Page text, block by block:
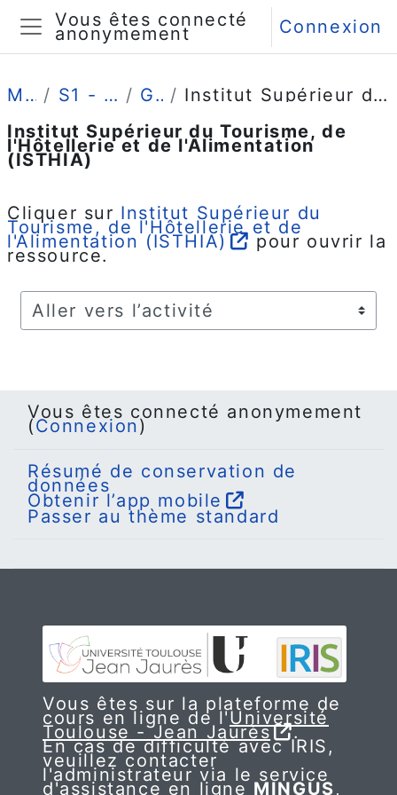
Passer au contenu principal
Panneau latéral
Vous êtes connecté
anonymement Connexion
Mes cours S1 - Classe Prépa-SHS 1 Généralités
Institut Supérieur du Tourisme, de l'Hôtellerie et de l'Alimentation (ISTHIA)
Institut Supérieur du Tourisme, de
l'Hôtellerie et de l'Alimentation
(ISTHIA)
Cliquer sur Institut Supérieur du
Tourisme, de l'Hôtellerie et de
l'Alimentation (ISTHIA) pour ouvrir la
ressource.
Aller vers l’activité
Vous êtes connecté anonymement
(Connexion)
Résumé de conservation de
données
Obtenir l’app mobile
Passer au thème standard
Vous êtes sur la plateforme de
cours en ligne de l'Université
Toulouse - Jean Jaurès .
En cas de difficulté avec IRIS,
veuillez contacter
l'administrateur via le service
d'assistance en ligne MINGUS,